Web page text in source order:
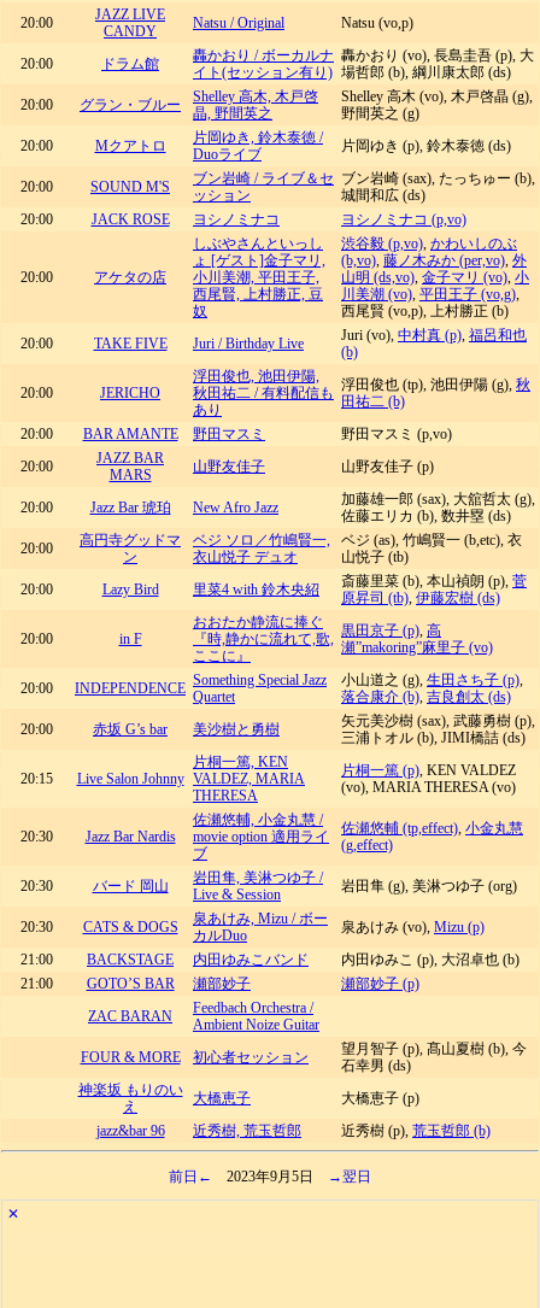
20:00
JAZZ LIVE
CANDY
Natsu / Original Natsu (vo,p)
20:00 ドラム館
轟かおり / ボーカルナ
イト(セッション有り)
轟かおり (vo), 長島圭吾 (p), 大
場哲郎 (b), 綱川康太郎 (ds)
20:00
グラン・ブルー
Shelley 高木, 木戸啓
晶, 野間英之
Shelley 高木 (vo), 木戸啓晶 (g),
野間英之 (g)
20:00
Mクアトロ
片岡ゆき, 鈴木泰徳 /
Duoライブ
片岡ゆき (p), 鈴木泰徳 (ds)
20:00 SOUND M'S
ブン岩崎 / ライブ＆セ
ッション
ブン岩崎 (sax), たっちゅー (b),
城間和広 (ds)
20:00
JACK ROSE ヨシノミナコ ヨシノミナコ (p,vo)
20:00 アケタの店
しぶやさんといっし
ょ [ゲスト]金子マリ,
小川美潮, 平田王子,
西尾賢, 上村勝正, 豆
奴
渋谷毅 (p,vo), かわいしのぶ
(b,vo), 藤ノ木みか (per,vo), 外
山明 (ds,vo), 金子マリ (vo), 小
川美潮 (vo), 平田王子 (vo,g),
西尾賢 (vo,p), 上村勝正 (b)
20:00
TAKE FIVE Juri / Birthday Live Juri (vo), 中村真 (p), 福呂和也
(b)
20:00 JERICHO
浮田俊也, 池田伊陽,
秋田祐二 / 有料配信も
あり
浮田俊也 (tp), 池田伊陽 (g), 秋
田祐二 (b)
20:00
BAR AMANTE 野田マスミ
野田マスミ (p,vo)
20:00
JAZZ BAR
MARS
山野友佳子 山野友佳子 (p)
20:00 Jazz Bar 琥珀 New Afro Jazz
加藤雄一郎 (sax), 大舘哲太 (g),
佐藤エリカ (b), 数井塁 (ds)
20:00
高円寺グッドマ
ン
ベジ ソロ／竹嶋賢一,
衣山悦子 デュオ
ベジ (as), 竹嶋賢一 (b,etc), 衣
山悦子 (tb)
20:00
Lazy Bird 里菜4 with 鈴木央紹 斎藤里菜 (b), 本山禎朗 (p), 菅
原昇司 (tb), 伊藤宏樹 (ds)
20:00 in F
おおたか静流に捧ぐ
『時,静かに流れて,歌,
ここに』
黒田京子 (p), 高
瀬”makoring”麻里子 (vo)
20:00 INDEPENDENCE Something Special Jazz
Quartet
小山道之 (g), 生田さち子 (p),
落合康介 (b), 吉良創太 (ds)
20:00
赤坂 G’s bar 美沙樹と勇樹
矢元美沙樹 (sax), 武藤勇樹 (p),
三浦トオル (b), JIMI橋詰 (ds)
20:15 Live Salon Johnny
片桐一篤, KEN
VALDEZ, MARIA
THERESA
片桐一篤 (p), KEN VALDEZ
(vo), MARIA THERESA (vo)
20:30 Jazz Bar Nardis
佐瀬悠輔, 小金丸慧 /
movie option 適用ライ
ブ
佐瀬悠輔 (tp,effect), 小金丸慧
(g,effect)
20:30 バード 岡山
岩田隼, 美淋つゆ子 /
Live & Session
岩田隼 (g), 美淋つゆ子 (org)
20:30 CATS & DOGS
泉あけみ, Mizu / ボー
カルDuo
泉あけみ (vo), Mizu (p)
21:00
BACKSTAGE 内田ゆみこバンド
内田ゆみこ (p), 大沼卓也 (b)
21:00
GOTO’S BAR 瀬部妙子
瀬部妙子 (p)
ZAC BARAN
Feedbach Orchestra /
Ambient Noize Guitar
FOUR & MORE
初心者セッション
望月智子 (p), 髙山夏樹 (b), 今
石幸男 (ds)
神楽坂 もりのい
え
大橋恵子
大橋恵子 (p)
jazz&bar 96
近秀樹, 荒玉哲郎 近秀樹 (p), 荒玉哲郎 (b)
前日← 2023年9月5日 →翌日
✕